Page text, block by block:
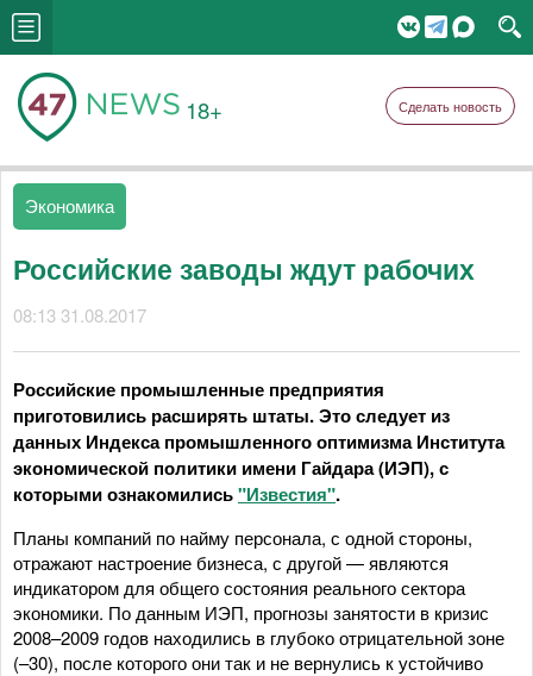
18+ Сделать новость
Экономика
Российские заводы ждут рабочих
08:13 31.08.2017
Российские промышленные предприятия
приготовились расширять штаты. Это следует из
данных Индекса промышленного оптимизма Института
экономической политики имени Гайдара (ИЭП), с
которыми ознакомились"Известия".
Планы компаний по найму персонала, с одной стороны,
отражают настроение бизнеса, с другой — являются
индикатором для общего состояния реального сектора
экономики. По данным ИЭП, прогнозы занятости в кризис
2008–2009 годов находились в глубоко отрицательной зоне
(–30), после которого они так и не вернулись к устойчиво